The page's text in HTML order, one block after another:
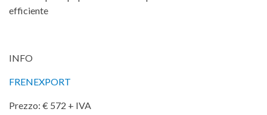
efficiente
INFO
FRENEXPORT
Prezzo: € 572 + IVA